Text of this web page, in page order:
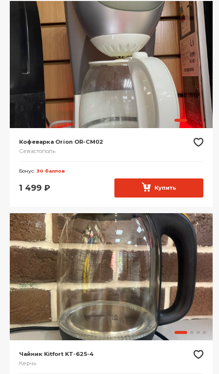
Кофеварка Orion OR-CM02
Севастополь
Бонус: 30 баллов
1 499 ₽ Купить
Чайник Kitfort KT-625-4
Керчь